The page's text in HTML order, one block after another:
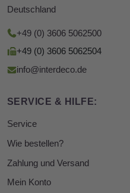
Deutschland
+49 (0) 3606 5062500
+49 (0) 3606 5062504
info@interdeco.de
SERVICE & HILFE:
Service
Wie bestellen?
Zahlung und Versand
Mein Konto